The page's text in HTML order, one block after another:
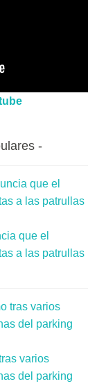
que el
a las patrullas
varios
del parking